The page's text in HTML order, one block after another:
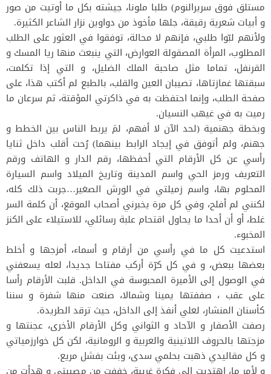
مستلق فوق سريرالنوم) طلبا ملونا، جيشته بكل ما أوتيت من صور
و أبيات شعرية رقيقة، جلها مأخوذ من دواوين نزار الشاعر الكثيرة.
ولأنهم لبّوا طلبي، فإنهم لا محالة، توفقوا في العثور على الطلب
المطلوب، المرأة المصقولة العوارض، التي ينبعث منها ريا المسك و
القرنفل، تماما مثل صاحبة الملك الضليل، و التي إذا تكلمت،
سبقتها غمازتاها، تصيبان العين والقلب، بالطبع لم أكتب هذا، على
صفحة الطلب، وإنما احتفظت به في ذاكرتي المؤقتة، ثم سرعان ما
رميت به في غيهب النسيان.
وبخطة جهنمية (لحد الآن لا أفهم، لمَ يربط الناس بين الخطط و
جهنم، ولم أتوفق في إيجاد الرابط بينهما) رُحت أقلب داخل ثنايا
رأسي عن كل الأرقام التي أحفظها، رقم الدار و الهاتف ورقم
التعريف ورمز الحي واسم المدينة وتاريخ الميلاد واسم السيارة
المحلوم بها، واسم زميلتي في الورش الصغير…جربت ذلك كله،
لكنني لم أفلح، وفي كل مرة يخبرني أصحاب الموقع، أن كلمة السر
غلط، أو أن أحدا ما يحاول اقتحام علبة رسائلي، للاستيلاء على الكنز
المخبوء.
استدعيت كل ما في رأسي من أرقام و أسماء، أمزجها و أخلط
بعضها ببعض، و في كل كرّة أركب مفتاحا جديدا، لعله يسعفني
في الوصول إلى الأميرة المحبوسة في الداخل. قلبت الأرقام رأسا
على عقب ، صففتها يمينا وشمالا، صنعت منها شفرة و سننا
كأسنان المنشار، لعلي أنفذ إلى الداخل، حيث ترقد الطريدة.
رصفت الأصفار و الآحاد و الثواني وكل الأرقام الأخرى، عجنتها و
مزجتها بالحروف اللاتينية والعربية و الرومانية، لكن كل خوارزمياتي
و كل مقاليدي ذهبت بحلمي سدى، وبئت بفشل مريع.